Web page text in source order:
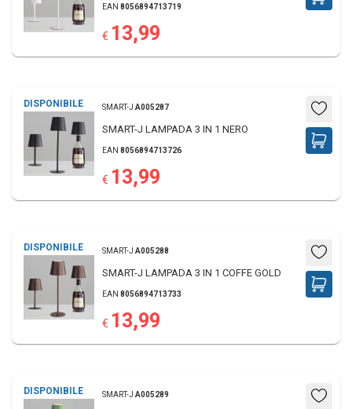
EAN 8056894713719
€ 13,99
DISPONIBILE SMART-J A005287
SMART-J LAMPADA 3 IN 1 NERO
EAN 8056894713726
€ 13,99
DISPONIBILE SMART-J A005288
SMART-J LAMPADA 3 IN 1 COFFE GOLD
EAN 8056894713733
€ 13,99
DISPONIBILE SMART-J A005289